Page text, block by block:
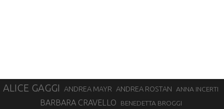
ALICE GAGGI ANDREA MAYR ANDREA ROSTAN ANNA INCERTI
BARBARA CRAVELLO BENEDETTA BROGGI